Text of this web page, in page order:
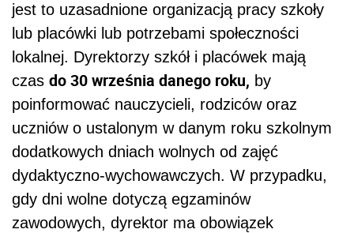
jest to uzasadnione organizacją pracy szkoły
lub placówki lub potrzebami społeczności
lokalnej. Dyrektorzy szkół i placówek mają
czas do 30 września danego roku, by
poinformować nauczycieli, rodziców oraz
uczniów o ustalonym w danym roku szkolnym
dodatkowych dniach wolnych od zajęć
dydaktyczno-wychowawczych. W przypadku,
gdy dni wolne dotyczą egzaminów
zawodowych, dyrektor ma obowiązek